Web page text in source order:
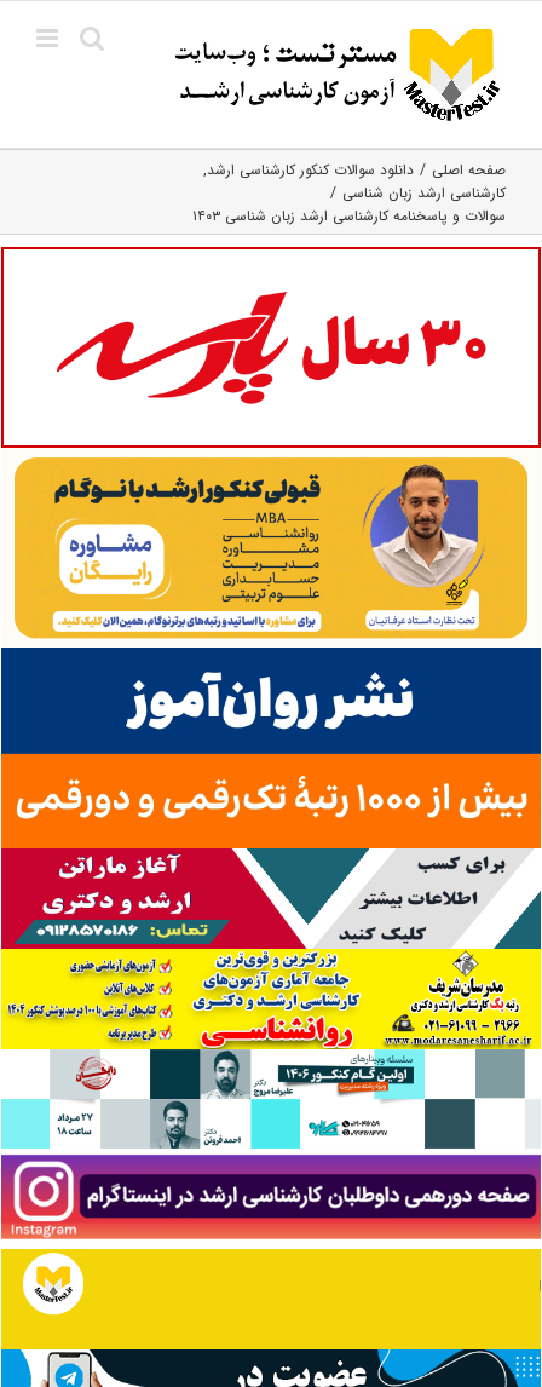
content
صفحه اصلی
دانلود سوالات کنکور کارشناسی ارشد
کارشناسی ارشد زبان شناسی
سوالات و پاسخنامه کارشناسی ارشد زبان شناسی ۱۴۰۳